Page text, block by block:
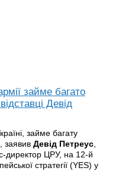
займе багато
Девід
займе багату
заявив Девід Петреус
директор ЦРУ, на 12-й
стратегії (YES) у